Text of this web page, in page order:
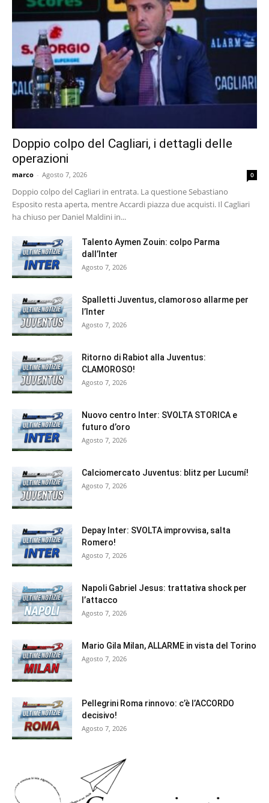
Doppio colpo del Cagliari, i dettagli delle
operazioni
marco - Agosto 7, 2026 0
Doppio colpo del Cagliari in entrata. La questione Sebastiano
Esposito resta aperta, mentre Accardi piazza due acquisti. Il Cagliari
ha chiuso per Daniel Maldini in...
Talento Aymen Zouin: colpo Parma
dall’Inter
Agosto 7, 2026
Spalletti Juventus, clamoroso allarme per
l’Inter
Agosto 7, 2026
Ritorno di Rabiot alla Juventus:
CLAMOROSO!
Agosto 7, 2026
Nuovo centro Inter: SVOLTA STORICA e
futuro d’oro
Agosto 7, 2026
Calciomercato Juventus: blitz per Lucumí!
Agosto 7, 2026
Depay Inter: SVOLTA improvvisa, salta
Romero!
Agosto 7, 2026
Napoli Gabriel Jesus: trattativa shock per
l’attacco
Agosto 7, 2026
Mario Gila Milan, ALLARME in vista del Torino
Agosto 7, 2026
Pellegrini Roma rinnovo: c’è l’ACCORDO
decisivo!
Agosto 7, 2026